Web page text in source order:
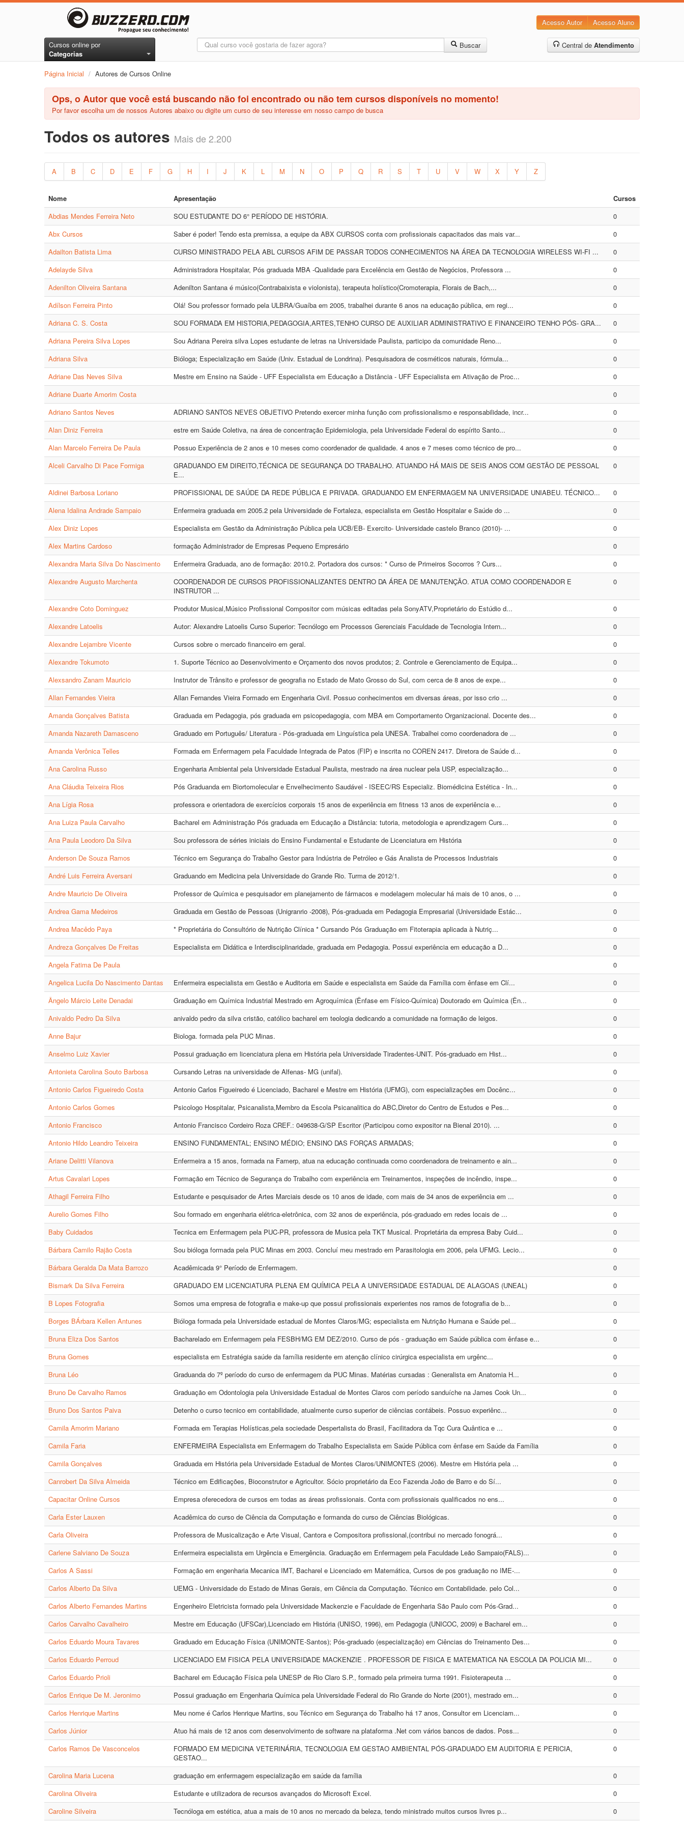
Acesso Autor Acesso Aluno
Cursos online por
Categorias
Buscar Central de Atendimento
Página Inicial / Autores de Cursos Online
Ops, o Autor que você está buscando não foi encontrado ou não tem cursos disponíveis no momento!
Por favor escolha um de nossos Autores abaixo ou digite um curso de seu interesse em nosso campo de busca
Todos os autores Mais de 2.200
A B C D E F G H I J K L M N O P Q R S T U V W X Y Z
Nome Apresentação
Cursos
Abdias Mendes Ferreira Neto
SOU ESTUDANTE DO 6° PERÍODO DE HISTÓRIA.
0
Abx Cursos
Saber é poder! Tendo esta premissa, a equipe da ABX CURSOS conta com profissionais capacitados das mais var...
0
Adailton Batista Lima
CURSO MINISTRADO PELA ABL CURSOS AFIM DE PASSAR TODOS CONHECIMENTOS NA ÁREA DA TECNOLOGIA WIRELESS WI-FI ...
0
Adelayde Silva
Administradora Hospitalar, Pós graduada MBA -Qualidade para Excelência em Gestão de Negócios, Professora ...
0
Adenilton Oliveira Santana
Adenilton Santana é músico(Contrabaixista e violonista), terapeuta holístico(Cromoterapia, Florais de Bach,...
0
Adílson Ferreira Pinto
Olá! Sou professor formado pela ULBRA/Guaíba em 2005, trabalhei durante 6 anos na educação pública, em regi...
0
Adriana C. S. Costa
SOU FORMADA EM HISTORIA,PEDAGOGIA,ARTES,TENHO CURSO DE AUXILIAR ADMINISTRATIVO E FINANCEIRO TENHO PÓS- GRA...
0
Adriana Pereira Silva Lopes
Sou Adriana Pereira silva Lopes estudante de letras na Universidade Paulista, participo da comunidade Reno...
0
Adriana Silva
Bióloga; Especialização em Saúde (Univ. Estadual de Londrina). Pesquisadora de cosméticos naturais, fórmula...
0
Adriane Das Neves Silva
Mestre em Ensino na Saúde - UFF Especialista em Educação a Distância - UFF Especialista em Ativação de Proc...
0
Adriane Duarte Amorim Costa
0
Adriano Santos Neves
ADRIANO SANTOS NEVES OBJETIVO Pretendo exercer minha função com profissionalismo e responsabilidade, incr...
0
Alan Diniz Ferreira
estre em Saúde Coletiva, na área de concentração Epidemiologia, pela Universidade Federal do espírito Santo...
0
Alan Marcelo Ferreira De Paula
Possuo Experiência de 2 anos e 10 meses como coordenador de qualidade. 4 anos e 7 meses como técnico de pro...
0
Alceli Carvalho Di Pace Formiga
GRADUANDO EM DIREITO,TÉCNICA DE SEGURANÇA DO TRABALHO. ATUANDO HÁ MAIS DE SEIS ANOS COM GESTÃO DE PESSOAL
E...
0
Aldinei Barbosa Loriano PROFISSIONAL DE SAÚDE DA REDE PÚBLICA E PRIVADA. GRADUANDO EM ENFERMAGEM NA UNIVERSIDADE UNIABEU. TÉCNICO...
0
Alena Idalina Andrade Sampaio
Enfermeira graduada em 2005.2 pela Universidade de Fortaleza, especialista em Gestão Hospitalar e Saúde do ...
0
Alex Diniz Lopes
Especialista em Gestão da Administração Pública pela UCB/EB- Exercito- Universidade castelo Branco (2010)- ...
0
Alex Martins Cardoso
formação Administrador de Empresas Pequeno Empresário
0
Alexandra Maria Silva Do Nascimento
Enfermeira Graduada, ano de formação: 2010.2. Portadora dos cursos: * Curso de Primeiros Socorros ? Curs...
0
Alexandre Augusto Marchenta
COORDENADOR DE CURSOS PROFISSIONALIZANTES DENTRO DA ÁREA DE MANUTENÇÃO. ATUA COMO COORDENADOR E
INSTRUTOR ...
0
Alexandre Coto Dominguez Produtor Musical,Músico Profissional Compositor com músicas editadas pela SonyATV,Proprietário do Estúdio d...
0
Alexandre Latoelis
Autor: Alexandre Latoelis Curso Superior: Tecnólogo em Processos Gerenciais Faculdade de Tecnologia Intern...
0
Alexandre Lejambre Vicente
Cursos sobre o mercado financeiro em geral.
0
Alexandre Tokumoto
1. Suporte Técnico ao Desenvolvimento e Orçamento dos novos produtos; 2. Controle e Gerenciamento de Equipa...
0
Alexsandro Zanam Mauricio
Instrutor de Trânsito e professor de geografia no Estado de Mato Grosso do Sul, com cerca de 8 anos de expe...
0
Allan Fernandes Vieira
Allan Fernandes Vieira Formado em Engenharia Civil. Possuo conhecimentos em diversas áreas, por isso crio ...
0
Amanda Gonçalves Batista
Graduada em Pedagogia, pós graduada em psicopedagogia, com MBA em Comportamento Organizacional. Docente des...
0
Amanda Nazareth Damasceno
Graduado em Português/ Literatura - Pós-graduada em Linguística pela UNESA. Trabalhei como coordenadora de ...
0
Amanda Verônica Telles
Formada em Enfermagem pela Faculdade Integrada de Patos (FIP) e inscrita no COREN 2417. Diretora de Saúde d...
0
Ana Carolina Russo
Engenharia Ambiental pela Universidade Estadual Paulista, mestrado na área nuclear pela USP, especialização...
0
Ana Cláudia Teixeira Rios
Pós Graduanda em Biortomolecular e Envelhecimento Saudável - ISEEC/RS Especializ. Biomédicina Estética - In...
0
Ana Lígia Rosa
professora e orientadora de exercícios corporais 15 anos de experiência em fitness 13 anos de experiência e...
0
Ana Luiza Paula Carvalho
Bacharel em Administração Pós graduada em Educação a Distância: tutoria, metodologia e aprendizagem Curs...
0
Ana Paula Leodoro Da Silva
Sou professora de séries iniciais do Ensino Fundamental e Estudante de Licenciatura em História
0
Anderson De Souza Ramos
Técnico em Segurança do Trabalho Gestor para Indústria de Petróleo e Gás Analista de Processos Industriais
0
André Luis Ferreira Aversani
Graduando em Medicina pela Universidade do Grande Rio. Turma de 2012/1.
0
Andre Mauricio De Oliveira
Professor de Química e pesquisador em planejamento de fármacos e modelagem molecular há mais de 10 anos, o ...
0
Andrea Gama Medeiros
Graduada em Gestão de Pessoas (Unigranrio -2008), Pós-graduada em Pedagogia Empresarial (Universidade Estác...
0
Andrea Macêdo Paya
* Proprietária do Consultório de Nutrição Clínica * Cursando Pós Graduação em Fitoterapia aplicada à Nutriç...
0
Andreza Gonçalves De Freitas
Especialista em Didática e Interdisciplinaridade, graduada em Pedagogia. Possui experiência em educação a D...
0
Angela Fatima De Paula
0
Angelica Lucila Do Nascimento Dantas
Enfermeira especialista em Gestão e Auditoria em Saúde e especialista em Saúde da Família com ênfase em Clí...
0
Ângelo Márcio Leite Denadai
Graduação em Química Industrial Mestrado em Agroquímica (Ênfase em Físico-Química) Doutorado em Química (Ên...
0
Anivaldo Pedro Da Silva
anivaldo pedro da silva cristão, católico bacharel em teologia dedicando a comunidade na formação de leigos.
0
Anne Bajur
Biologa. formada pela PUC Minas.
0
Anselmo Luiz Xavier
Possui graduação em licenciatura plena em História pela Universidade Tiradentes-UNIT. Pós-graduado em Hist...
0
Antonieta Carolina Souto Barbosa
Cursando Letras na universidade de Alfenas- MG (unifal).
0
Antonio Carlos Figueiredo Costa
Antonio Carlos Figueiredo é Licenciado, Bacharel e Mestre em História (UFMG), com especializações em Docênc...
0
Antonio Carlos Gomes
Psicologo Hospitalar, Psicanalista,Membro da Escola Psicanalitica do ABC,Diretor do Centro de Estudos e Pes...
0
Antonio Francisco
Antonio Francisco Cordeiro Roza CREF.: 049638-G/SP Escritor (Participou como expositor na Bienal 2010). ...
0
Antonio Hildo Leandro Teixeira
ENSINO FUNDAMENTAL; ENSINO MÉDIO; ENSINO DAS FORÇAS ARMADAS;
0
Ariane Delitti Vilanova
Enfermeira a 15 anos, formada na Famerp, atua na educação continuada como coordenadora de treinamento e ain...
0
Artus Cavalari Lopes
Formação em Técnico de Segurança do Trabalho com experiência em Treinamentos, inspeções de incêndio, inspe...
0
Athagil Ferreira Filho
Estudante e pesquisador de Artes Marciais desde os 10 anos de idade, com mais de 34 anos de experiência em ...
0
Aurelio Gomes Filho
Sou formado em engenharia elétrica-eletrônica, com 32 anos de experiência, pós-graduado em redes locais de ...
0
Baby Cuidados
Tecnica em Enfermagem pela PUC-PR, professora de Musica pela TKT Musical. Proprietária da empresa Baby Cuid...
0
Bárbara Camilo Rajão Costa
Sou bióloga formada pela PUC Minas em 2003. Concluí meu mestrado em Parasitologia em 2006, pela UFMG. Lecio...
0
Bárbara Geralda Da Mata Barrozo
Acadêmicada 9° Período de Enfermagem.
0
Bismark Da Silva Ferreira
GRADUADO EM LICENCIATURA PLENA EM QUÍMICA PELA A UNIVERSIDADE ESTADUAL DE ALAGOAS (UNEAL)
0
B Lopes Fotografia
Somos uma empresa de fotografia e make-up que possui profissionais experientes nos ramos de fotografia de b...
0
Borges BÁrbara Kellen Antunes
Bióloga formada pela Universidade estadual de Montes Claros/MG; especialista em Nutrição Humana e Saúde pel...
0
Bruna Eliza Dos Santos
Bacharelado em Enfermagem pela FESBH/MG EM DEZ/2010. Curso de pós - graduação em Saúde pública com ênfase e...
0
Bruna Gomes
especialista em Estratégia saúde da família residente em atenção clínico cirúrgica especialista em urgênc...
0
Bruna Léo
Graduanda do 7º período do curso de enfermagem da PUC Minas. Matérias cursadas : Generalista em Anatomia H...
0
Bruno De Carvalho Ramos
Graduação em Odontologia pela Universidade Estadual de Montes Claros com período sanduíche na James Cook Un...
0
Bruno Dos Santos Paiva
Detenho o curso tecnico em contabilidade, atualmente curso superior de ciências contábeis. Possuo experiênc...
0
Camila Amorim Mariano
Formada em Terapias Holísticas,pela sociedade Despertalista do Brasil, Facilitadora da Tqc Cura Quântica e ...
0
Camila Faria
ENFERMEIRA Especialista em Enfermagem do Trabalho Especialista em Saúde Pública com ênfase em Saúde da Família
0
Camila Gonçalves
Graduada em História pela Universidade Estadual de Montes Claros/UNIMONTES (2006). Mestre em História pela ...
0
Canrobert Da Silva Almeida
Técnico em Edificações, Bioconstrutor e Agricultor. Sócio proprietário da Eco Fazenda João de Barro e do Sí...
0
Capacitar Online Cursos
Empresa oferecedora de cursos em todas as áreas profissionais. Conta com profissionais qualificados no ens...
0
Carla Ester Lauxen
Acadêmica do curso de Ciência da Computação e formanda do curso de Ciências Biológicas.
0
Carla Oliveira
Professora de Musicalização e Arte Visual, Cantora e Compositora profissional,(contribui no mercado fonográ...
0
Carlene Salviano De Souza
Enfermeira especialista em Urgência e Emergência. Graduação em Enfermagem pela Faculdade Leão Sampaio(FALS)...
0
Carlos A Sassi
Formação em engenharia Mecanica IMT, Bacharel e Licenciado em Matemática, Cursos de pos graduação no IME-...
0
Carlos Alberto Da Silva
UEMG - Universidade do Estado de Minas Gerais, em Ciência da Computação. Técnico em Contabilidade. pelo Col...
0
Carlos Alberto Fernandes Martins
Engenheiro Eletricista formado pela Universidade Mackenzie e Faculdade de Engenharia São Paulo com Pós-Grad...
0
Carlos Carvalho Cavalheiro
Mestre em Educação (UFSCar),Licenciado em História (UNISO, 1996), em Pedagogia (UNICOC, 2009) e Bacharel em...
0
Carlos Eduardo Moura Tavares
Graduado em Educação Física (UNIMONTE-Santos); Pós-graduado (especialização) em Ciências do Treinamento Des...
0
Carlos Eduardo Perroud
LICENCIADO EM FISICA PELA UNIVERSIDADE MACKENZIE . PROFESSOR DE FISICA E MATEMATICA NA ESCOLA DA POLICIA MI...
0
Carlos Eduardo Prioli
Bacharel em Educação Física pela UNESP de Rio Claro S.P., formado pela primeira turma 1991. Fisioterapeuta ...
0
Carlos Enrique De M. Jeronimo
Possui graduação em Engenharia Química pela Universidade Federal do Rio Grande do Norte (2001), mestrado em...
0
Carlos Henrique Martins
Meu nome é Carlos Henrique Martins, sou Técnico em Segurança do Trabalho há 17 anos, Consultor em Licenciam...
0
Carlos Júnior
Atuo há mais de 12 anos com desenvolvimento de software na plataforma .Net com vários bancos de dados. Poss...
0
Carlos Ramos De Vasconcelos
FORMADO EM MEDICINA VETERINÁRIA, TECNOLOGIA EM GESTAO AMBIENTAL PÓS-GRADUADO EM AUDITORIA E PERICIA,
GESTAO...
0
Carolina Maria Lucena graduação em enfermagem especialização em saúde da família
0
Carolina Oliveira
Estudante e utilizadora de recursos avançados do Microsoft Excel.
0
Caroline Silveira
Tecnóloga em estética, atua a mais de 10 anos no mercado da beleza, tendo ministrado muitos cursos livres p... 0